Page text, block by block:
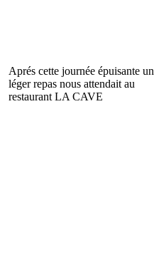
Aprés cette journée épuisante un
léger repas nous attendait au
restaurant LA CAVE